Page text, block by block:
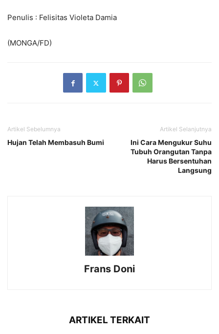
Penulis : Felisitas Violeta Damia
(MONGA/FD)
Artikel Sebelumnya
Hujan Telah Membasuh Bumi
Artikel Selanjutnya
Ini Cara Mengukur Suhu
Tubuh Orangutan Tanpa
Harus Bersentuhan
Langsung
Frans Doni
ARTIKEL TERKAIT